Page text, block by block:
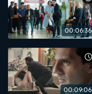
00:06:36
00:09:06